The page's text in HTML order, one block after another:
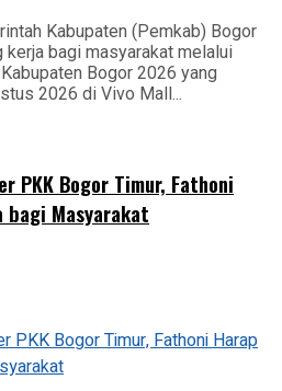
Kabupaten (Pemkab) Bogor
kerja bagi masyarakat melalui
Bogor 2026 yang
2026 di Vivo Mall...
PKK Bogor Timur, Fathoni
bagi Masyarakat